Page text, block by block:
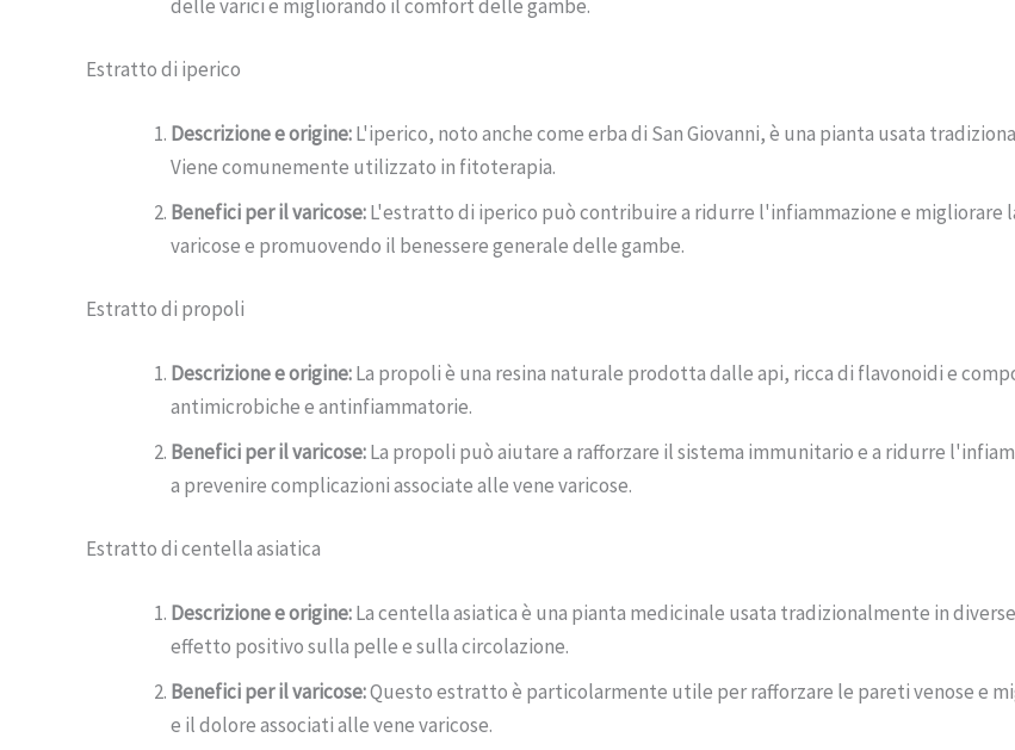
delle varici e migliorando il comfort delle gambe.
Estratto di iperico
Descrizione e origine:L'iperico, noto anche come erba di San Giovanni, è una pianta usata
Viene comunemente utilizzato in fitoterapia.
Benefici per il varicose:L'estratto di iperico può contribuire a ridurre l'infiammazione e migliorare
varicose e promuovendo il benessere generale delle gambe.
Estratto di propoli
Descrizione e origine:La propoli è una resina naturale prodotta dalle api, ricca di flavonoidi e
antimicrobiche e antinfiammatorie.
Benefici per il varicose:La propoli può aiutare a rafforzare il sistema immunitario e a ridurre
a prevenire complicazioni associate alle vene varicose.
Estratto di centella asiatica
Descrizione e origine:La centella asiatica è una pianta medicinale usata tradizionalmente in
effetto positivo sulla pelle e sulla circolazione.
Benefici per il varicose:Questo estratto è particolarmente utile per rafforzare le pareti venose e
e il dolore associati alle vene varicose.